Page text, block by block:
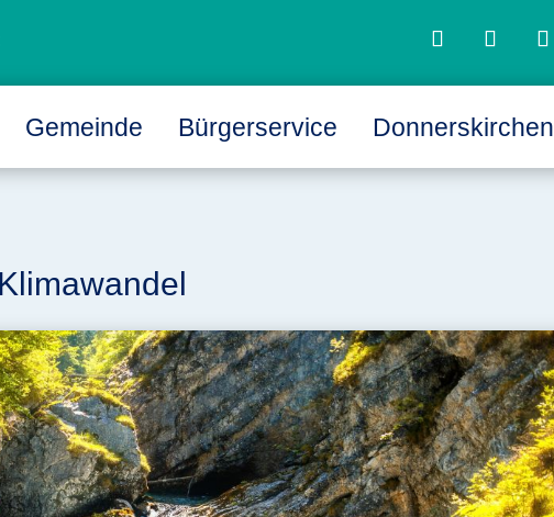
Gemeinde Bürgerservice Donnerskirchen